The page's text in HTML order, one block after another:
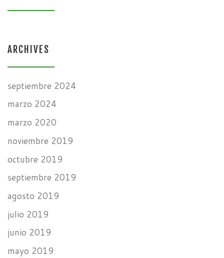
ARCHIVES
septiembre 2024
marzo 2024
marzo 2020
noviembre 2019
octubre 2019
septiembre 2019
agosto 2019
julio 2019
junio 2019
mayo 2019